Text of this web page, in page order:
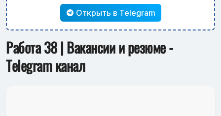
Открыть в Telegram
Работа 38 | Вакансии и резюме -
Telegram канал